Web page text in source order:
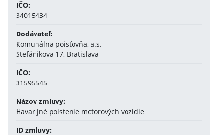
IČO:
34015434
Dodávateľ:
Komunálna poisťovňa, a.s.
Štefánikova 17, Bratislava
IČO:
31595545
Názov zmluvy:
Havarijné poistenie motorových vozidiel
ID zmluvy: